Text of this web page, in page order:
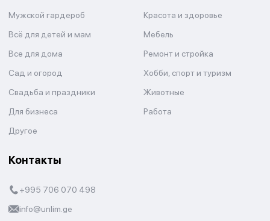
Мужской гардероб
Красота и здоровье
Всё для детей и мам
Мебель
Все для дома
Ремонт и стройка
Сад и огород
Хобби, спорт и туризм
Свадьба и праздники
Животные
Для бизнеса
Работа
Другое
Контакты
+995 706 070 498
info@unlim.ge